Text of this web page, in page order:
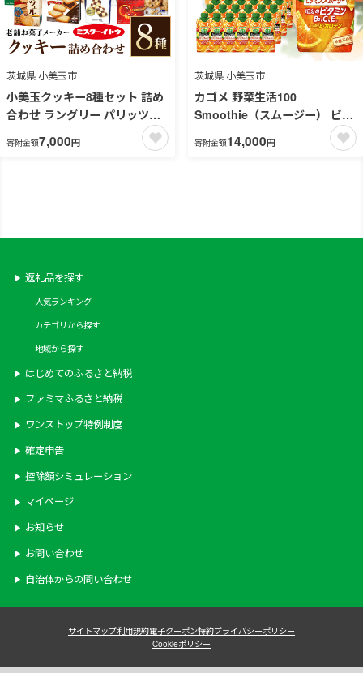
茨城県 小美玉市
小美玉クッキー8種セット 詰め
合わせ ラングリー パリッツェ
ルチョコ いちごのタルト コン
フェッティ ショートブレッド
寄附金額7,000円
茨城県 小美玉市
カゴメ 野菜生活100
Smoothie（スムージー） ビタ
ミンスムージー 330ml×24本入
野菜生活 野菜ジュース 紙パッ
寄附金額14,000円
返礼品を探す
人気ランキング
カテゴリから探す
地域から探す
はじめてのふるさと納税
ファミマふるさと納税
ワンストップ特例制度
確定申告
控除額シミュレーション
マイページ
お知らせ
お問い合わせ
自治体からの問い合わせ
サイトマップ利用規約電子クーポン特約プライバシーポリシー
Cookieポリシー